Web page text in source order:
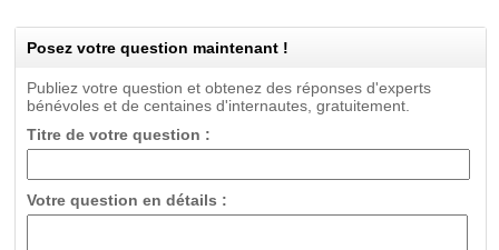
Posez votre question maintenant !
Publiez votre question et obtenez des réponses d'experts
bénévoles et de centaines d'internautes, gratuitement.
Titre de votre question :
Votre question en détails :